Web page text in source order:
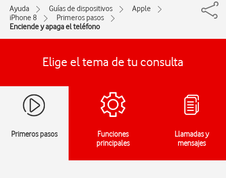
Ayuda Guías de dispositivos
Apple
iPhone 8
Primeros pasos
Enciende y apaga el teléfono
Elige el tema de tu consulta
Primeros pasos
Funciones
principales
Llamadas y
mensajes